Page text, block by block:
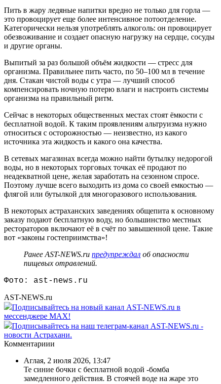
Пить в жару ледяные напитки вредно не только для горла —
это провоцирует еще более интенсивное потоотделение.
Категорически нельзя употреблять алкоголь: он провоцирует
обезвоживание и создает опасную нагрузку на сердце, сосуды
и другие органы.
Выпитый за раз большой объём жидкости — стресс для
организма. Правильнее пить часто, по 50–100 мл в течение
дня. Стакан чистой воды с утра — лучший способ
компенсировать ночную потерю влаги и настроить системы
организма на правильный ритм.
Сейчас в некоторых общественных местах стоят ёмкости с
бесплатной водой. К таким проявлениям альтруизма нужно
относиться с осторожностью — неизвестно, из какого
источника эта жидкость и какого она качества.
В сетевых магазинах всегда можно найти бутылку недорогой
воды, но в некоторых торговых точках её продают по
неадекватной цене, желая заработать на сезонном спросе.
Поэтому лучше всего выходить из дома со своей емкостью —
флягой или бутылкой для многоразового использования.
В некоторых астраханских заведениях общепита к основному
заказу подают бесплатную воду, но большинство местных
рестораторов включают её в счёт по завышенной цене. Такие
вот «законы гостеприимства»!
Ранее AST-NEWS.ru предупреждал об опасности
пищевых отравлений.
Фото: ast-news.ru
AST-NEWS.ru
Подписывайтесь на новый канал AST-NEWS.ru в
мессенджере MAX!
Подписывайтесь на наш телеграм-канал AST-NEWS.ru -
новости Астрахани.
Комментариии
Аглая, 2 июля 2026, 13:47
Те синие бочки с бесплатной водой -бомба
замедленного действия. В стоячей воде на жаре это